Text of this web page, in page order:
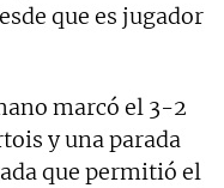
que es jugador
marcó el 3-2
y una parada
que permitió el